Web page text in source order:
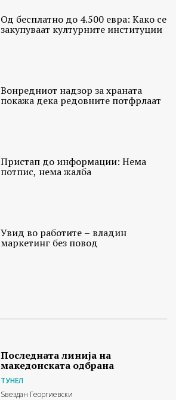
Од бесплатно до 4.500 евра: Како се
закупуваат културните институции
Вонредниот надзор за храната
покажа дека редовните потфрлаат
Пристап до информации: Нема
потпис, нема жалба
Увид во работите – владин
маркетинг без повод
Последната линија на
македонската одбрана
ТУНЕЛ
Ѕвездан Георгиевски